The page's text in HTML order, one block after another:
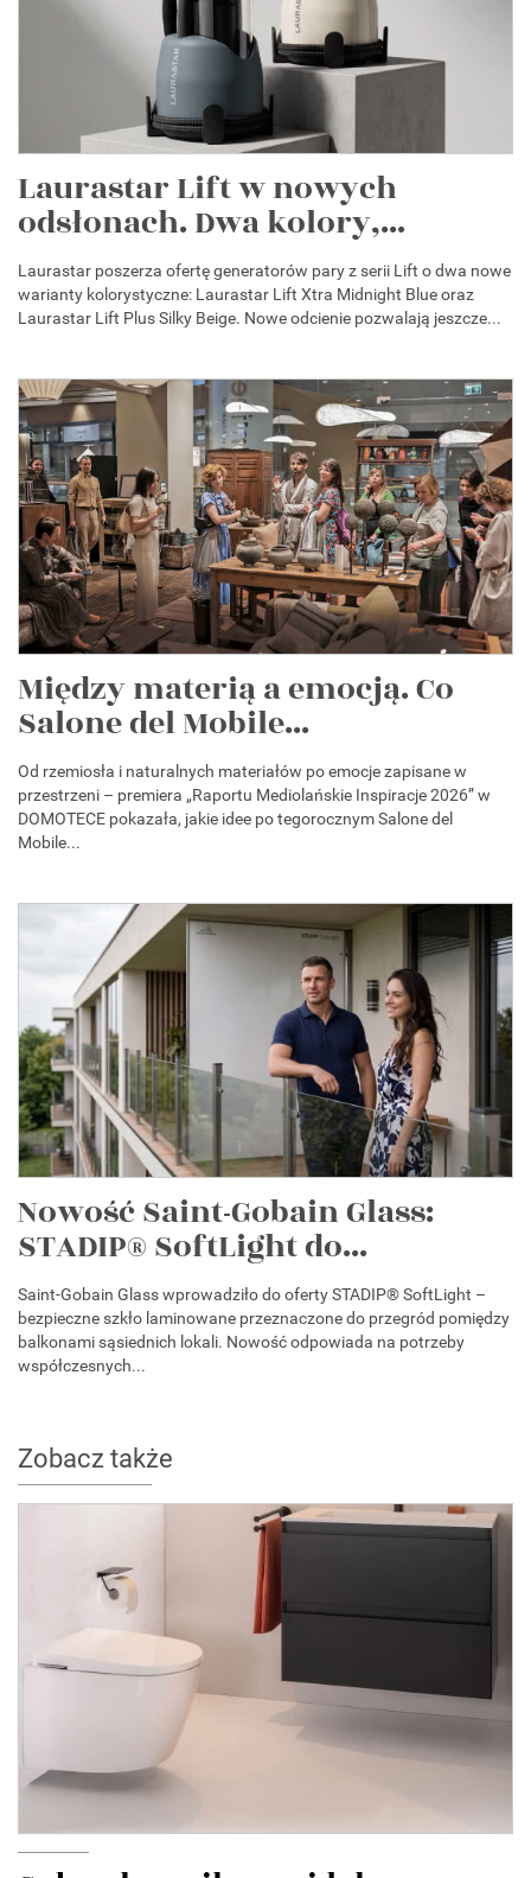
Laurastar Lift w nowych
odsłonach. Dwa kolory,...
Laurastar poszerza ofertę generatorów pary z serii Lift o dwa nowe
warianty kolorystyczne: Laurastar Lift Xtra Midnight Blue oraz
Laurastar Lift Plus Silky Beige. Nowe odcienie pozwalają jeszcze...
Między materią a emocją. Co
Salone del Mobile...
Od rzemiosła i naturalnych materiałów po emocje zapisane w
przestrzeni – premiera „Raportu Mediolańskie Inspiracje 2026” w
DOMOTECE pokazała, jakie idee po tegorocznym Salone del
Mobile...
Nowość Saint-Gobain Glass:
STADIP® SoftLight do...
Saint-Gobain Glass wprowadziło do oferty STADIP® SoftLight –
bezpieczne szkło laminowane przeznaczone do przegród pomiędzy
balkonami sąsiednich lokali. Nowość odpowiada na potrzeby
współczesnych...
Zobacz także